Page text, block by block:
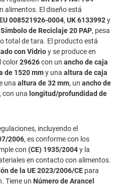
alimentos. El diseño está
008521926-0004, UK 6133992y
Símbolo de Reciclaje 20 PAP, pesa
total de tara. El producto está
con Vidrioy se produce en
color29626con un ancho de caja
de 1520 mmy una altura de caja
una altura de 32 mm, un ancho de
, con una longitud/profundidad de
incluyendo el
2006, es conforme con los
con (CE) 1935/2004y la
en contacto con alimentos.
de la UE 2023/2006/CE para
Tiene un Número de Arancel